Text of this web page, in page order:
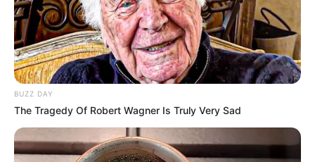
BUZZ DAY
The Tragedy Of Robert Wagner Is Truly Very Sad